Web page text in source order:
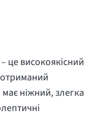
– це високоякісний
ніжний, злегка